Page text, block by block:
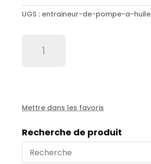
UGS : entraineur-de-pompe-a-huile
huile
Mettre dans les favoris
Recherche de produit